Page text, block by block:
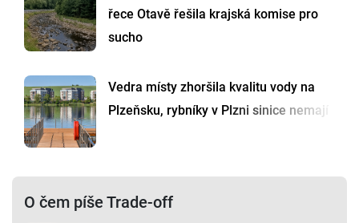
řece Otavě řešila krajská komise pro
sucho
Vedra místy zhoršila kvalitu vody na
Plzeňsku, rybníky v Plzni sinice nemají
O čem píše Trade-off